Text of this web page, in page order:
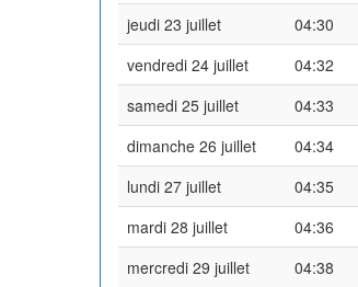
jeudi 23 juillet
04:30
vendredi 24 juillet
04:32
samedi 25 juillet
04:33
dimanche 26 juillet
04:34
lundi 27 juillet
04:35
mardi 28 juillet
04:36
mercredi 29 juillet
04:38